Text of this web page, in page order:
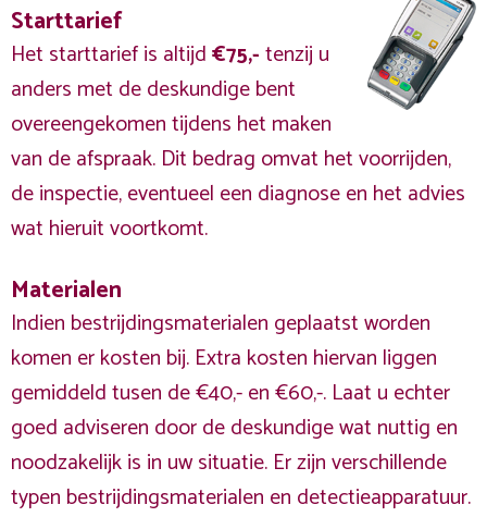
Starttarief
Het starttarief is altijd€75,-tenzij u
anders met de deskundige bent
overeengekomen tijdens het maken
van de afspraak. Dit bedrag omvat het voorrijden,
de inspectie, eventueel een diagnose en het advies
wat hieruit voortkomt.
Materialen
Indien bestrijdingsmaterialen geplaatst worden
komen er kosten bij. Extra kosten hiervan liggen
gemiddeld tusen de €40,- en €60,-. Laat u echter
goed adviseren door de deskundige wat nuttig en
noodzakelijk is in uw situatie. Er zijn verschillende
typen bestrijdingsmaterialen en detectieapparatuur.